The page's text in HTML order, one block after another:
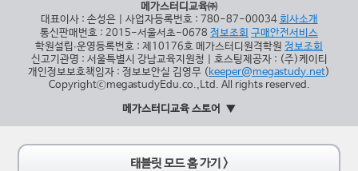
메가스터디교육㈜
대표이사 : 손성은 | 사업자등록번호 : 780-87-00034 회사소개
통신판매번호 : 2015-서울서초-0678 정보조회 구매안전서비스
학원설립∙운영등록번호 : 제10176호 메가스터디원격학원 정보조회
신고기관명 : 서울특별시 강남교육지원청 | 호스팅제공자 : (주)케이티
개인정보보호책임자 : 정보보안실 김영무 (keeper@megastudy.net)
CopyrightⓒmegastudyEdu.co.,Ltd. All rights reserved.
메가스터디교육 스토어
태블릿 모드 홈 가기 >